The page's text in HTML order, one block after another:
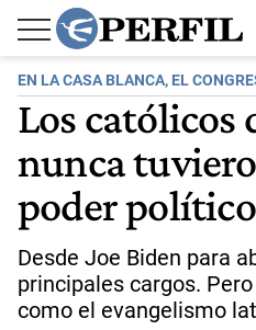
EN LA CASA BLANCA, EL
Los católicos
nunca
poder político
Desde Joe Biden para
principales cargos.
como el evangelismo